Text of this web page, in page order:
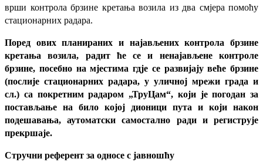
врши контрола брзине кретања возила из два смјера помоћу
стационарних радара.
Поред ових планираних и најављених контрола брзине
кретања возила, радит ће се и ненајављене контроле
брзине, посебно на мјестима гдје се развијају веће брзине
(послије стационарних радара, у уличној мрежи града и
сл.) са покретним радаром „ТруЦам“, који је погодан за
постављање на било којој дионици пута и који након
подешавања, аутоматски самостално ради и региструје
прекршаје.
Стручни референт за односе с јавношћу